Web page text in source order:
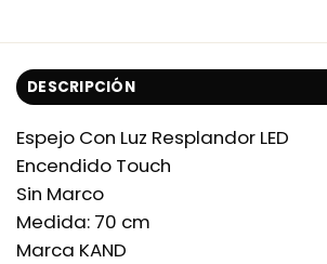
DESCRIPCIÓN
Espejo Con Luz Resplandor LED
Encendido Touch
Sin Marco
Medida: 70 cm
Marca KAND